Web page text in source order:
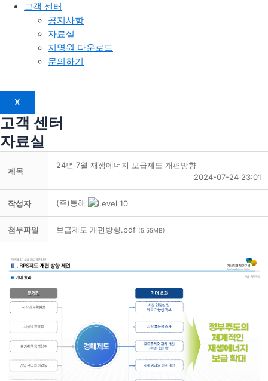
고객 센터
공지사항
자료실
지명원 다운로드
문의하기
X
고객 센터
자료실
제목
24년 7월 재쟁에너지 보급제도 개편방향
2024-07-24 23:01
작성자 (주)통해
첨부파일 보급제도 개편방향.pdf (5.55MB)